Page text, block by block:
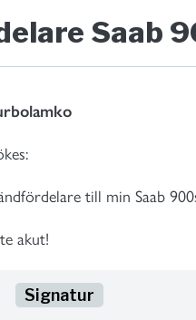
Saab
till min Saab
akut!